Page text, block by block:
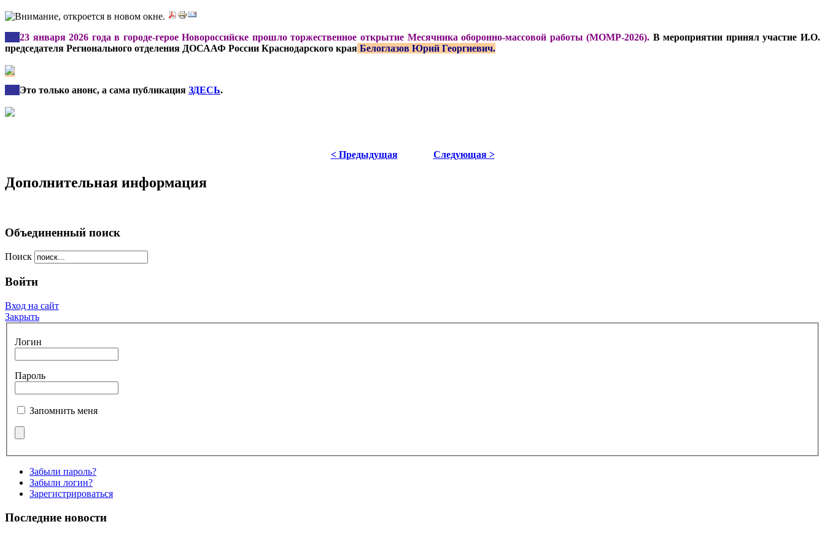
23 января 2026 года в городе-герое Новороссийске прошло торжественное открытие Месячника оборонно-массовой работы (МОМР-2026). В мероприятии принял участие И.О.
председателя Регионального отделения ДОСААФ России Краснодарского края Белоглазов Юрий Георгиевич.
Это только анонс, а сама публикация ЗДЕСЬ.
< Предыдущая Следующая >
Дополнительная информация
Объединенный поиск
Поиск
Войти
Вход на сайт
Закрыть
Логин
Пароль
Запомнить меня
Забыли пароль?
Забыли логин?
Зарегистрироваться
Последние новости